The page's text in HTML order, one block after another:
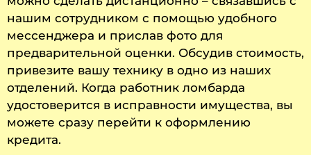
нашим сотрудником с помощью удобного
мессенджера и прислав фото для
предварительной оценки. Обсудив стоимость,
привезите вашу технику в одно из наших
отделений. Когда работник ломбарда
удостоверится в исправности имущества, вы
можете сразу перейти к оформлению
кредита.